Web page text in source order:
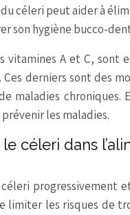
céleri peut aider à
son hygiène bucco-
vitamines A et C,
Ces derniers sont des
maladies
les maladies.
céleri dans
progressivement
limiter les risques de